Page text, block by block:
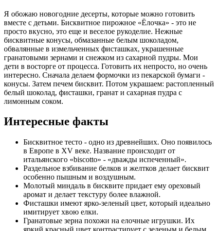
Я обожаю новогодние десерты, которые можно готовить
вместе с детьми. Бисквитное пирожное «Ёлочка» - это не
просто вкусно, это еще и веселое рукоделие. Нежные
бисквитные конусы, обмазанные белым шоколадом,
обвалянные в измельченных фисташках, украшенные
гранатовыми зернами и снежком из сахарной пудры. Мои
дети в восторге от процесса. Готовить их непросто, но очень
интересно. Сначала делаем формочки из пекарской бумаги -
конусы. Затем печем бисквит. Потом украшаем: растопленный
белый шоколад, фисташки, гранат и сахарная пудра с
лимонным соком.
Интересные факты
Бисквитное тесто - одно из древнейших. Оно появилось
в Европе в XV веке. Название происходит от
итальянского «biscotto» - «дважды испеченный».
Раздельное взбивание белков и желтков делает бисквит
особенно пышным и воздушным.
Молотый миндаль в бисквите придает ему ореховый
аромат и делает текстуру более влажной.
Фисташки имеют ярко-зеленый цвет, который идеально
имитирует хвою елки.
Гранатовые зерна похожи на елочные игрушки. Их